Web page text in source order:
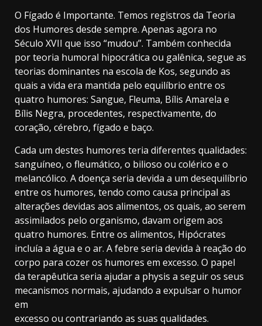
O Fígado é Importante. Temos registros da Teoria
dos Humores desde sempre. Apenas agora no
Século XVII que isso “mudou”. Também conhecida
por teoria humoral hipocrática ou galênica, segue as
teorias dominantes na escola de Kos, segundo as
quais a vida era mantida pelo equilíbrio entre os
quatro humores: Sangue, Fleuma, Bílis Amarela e
Bílis Negra, procedentes, respectivamente, do
coração, cérebro, fígado e baço.
Cada um destes humores teria diferentes qualidades:
sanguíneo, o fleumático, o bilioso ou colérico e o
melancólico. A doença seria devida a um desequilíbrio
entre os humores, tendo como causa principal as
alterações devidas aos alimentos, os quais, ao serem
assimilados pelo organismo, davam origem aos
quatro humores. Entre os alimentos, Hipócrates
incluía a água e o ar. A febre seria devida à reação do
corpo para cozer os humores em excesso. O papel
da terapêutica seria ajudar a physis a seguir os seus
mecanismos normais, ajudando a expulsar o humor
em
excesso ou contrariando as suas qualidades.